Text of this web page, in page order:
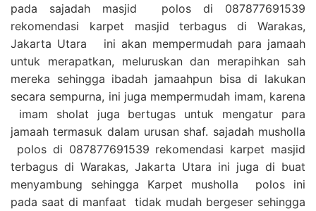
pada sajadah masjid polos di 087877691539
rekomendasi karpet masjid terbagus di Warakas,
Jakarta Utara ini akan mempermudah para jamaah
untuk merapatkan, meluruskan dan merapihkan sah
mereka sehingga ibadah jamaahpun bisa di lakukan
secara sempurna, ini juga mempermudah imam, karena
imam sholat juga bertugas untuk mengatur para
jamaah termasuk dalam urusan shaf. sajadah musholla
polos di 087877691539 rekomendasi karpet masjid
terbagus di Warakas, Jakarta Utara ini juga di buat
menyambung sehingga Karpet musholla polos ini
pada saat di manfaat tidak mudah bergeser sehingga